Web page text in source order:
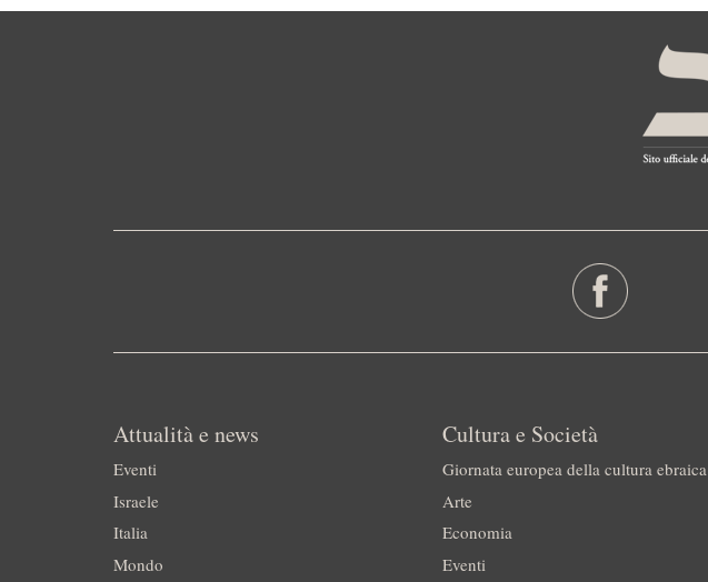
Attualità e news
Eventi
Israele
Italia
Mondo
Cultura e Società
Giornata europea della cultura ebraica
Arte
Economia
Eventi